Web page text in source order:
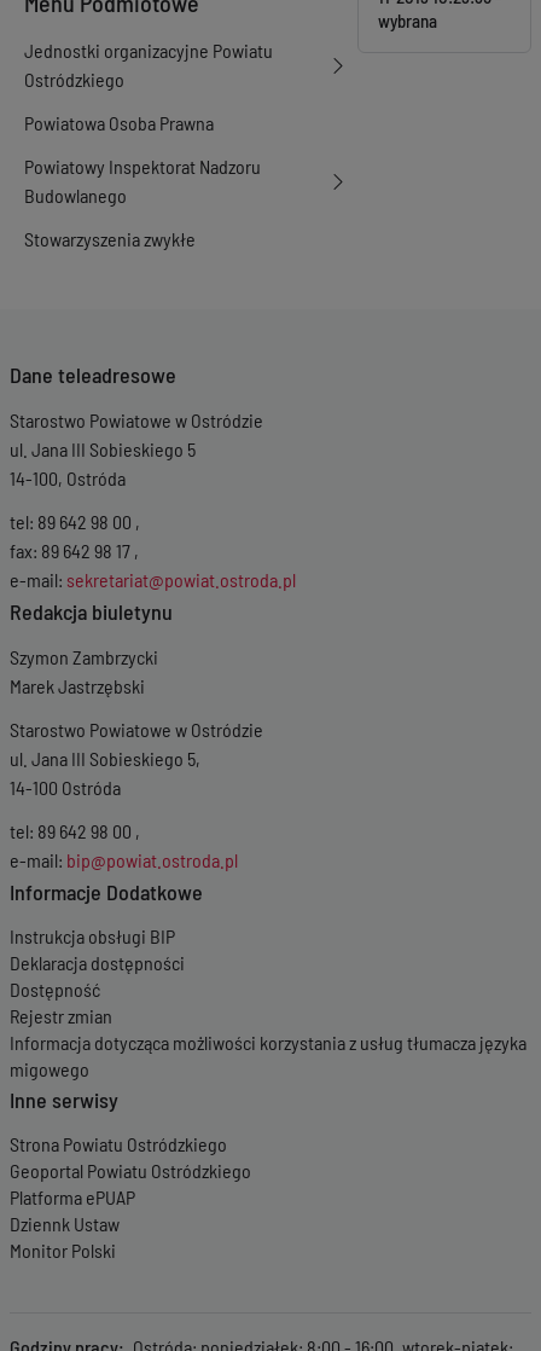
Jednostki organizacyjne Powiatu
Ostródzkiego
Powiatowa Osoba Prawna
Powiatowy Inspektorat Nadzoru
Budowlanego
Stowarzyszenia zwykłe
Dane teleadresowe
Starostwo Powiatowe w Ostródzie
ul. Jana III Sobieskiego 5
14-100, Ostróda
tel: 89 642 98 00 ,
fax: 89 642 98 17 ,
e-mail: sekretariat@powiat.ostroda.pl
Redakcja biuletynu
Szymon Zambrzycki
Marek Jastrzębski
Starostwo Powiatowe w Ostródzie
ul. Jana III Sobieskiego 5,
14-100 Ostróda
tel: 89 642 98 00 ,
e-mail: bip@powiat.ostroda.pl
Informacje Dodatkowe
Instrukcja obsługi BIP
Deklaracja dostępności
Dostępność
Rejestr zmian
Informacja dotycząca możliwości korzystania z usług tłumacza języka
migowego
Inne serwisy
Strona Powiatu Ostródzkiego
Geoportal Powiatu Ostródzkiego
Platforma ePUAP
Dziennk Ustaw
Monitor Polski